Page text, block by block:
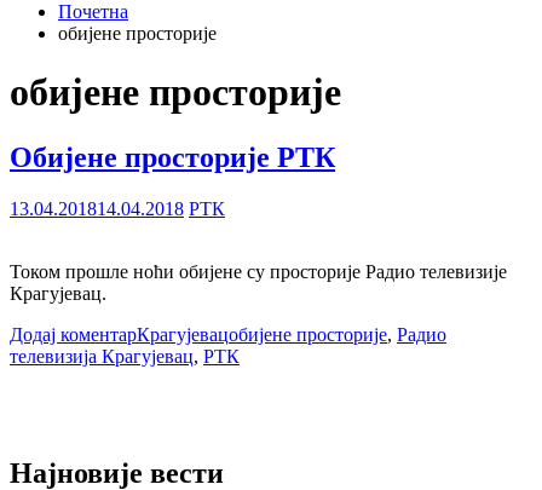
Почетна
обијене просторије
обијене просторије
Обијене просторије РТК
13.04.201814.04.2018 РТК
Током прошле ноћи обијене су просторије Радио телевизије
Крагујевац.
Додај коментарКрагујевацобијене просторије, Радио
телевизија Крагујевац, РТК
Најновије вести